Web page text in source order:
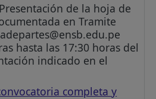
Presentación de la hoja de
en Tramite
hasta las 17:30 horas del
indicado en el
completa y